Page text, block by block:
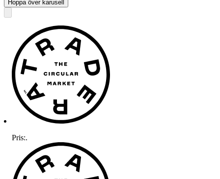
Hoppa över karusell
Pris:.